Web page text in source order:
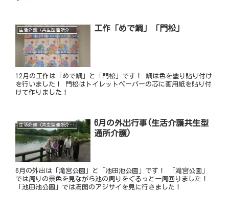
生活介護（共生型通所介護） 工作「めで鯛」「門松」
12月の工作は「めで鯛」と「門松」です！ 鯛は色を塗り貼り付け
を行いました！ 門松はトイレットペーパーの芯に画用紙を貼り付
けて作りました！
生活介護（共生型通所介護）
6月の外出行事(生活介護共生型
通所介護)
6月の外出は「滝宮公園」と「池田池公園」です！ 「滝宮公園」
では周りの景色を見ながら池の周りをぐるっと一周回りました！
「池田池公園」では満開のアジサイを見に行きました！